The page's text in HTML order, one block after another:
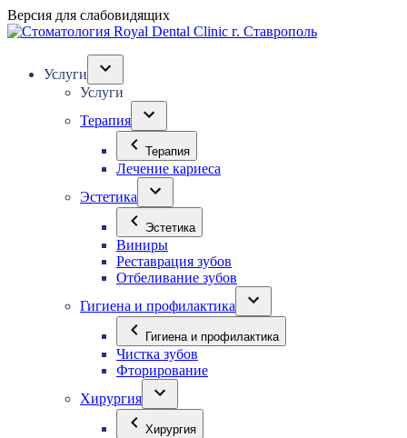
Версия для слабовидящих
Услуги
Услуги
Терапия
Терапия
Лечение кариеса
Эстетика
Эстетика
Виниры
Реставрация зубов
Отбеливание зубов
Гигиена и профилактика
Гигиена и профилактика
Чистка зубов
Фторирование
Хирургия
Хирургия